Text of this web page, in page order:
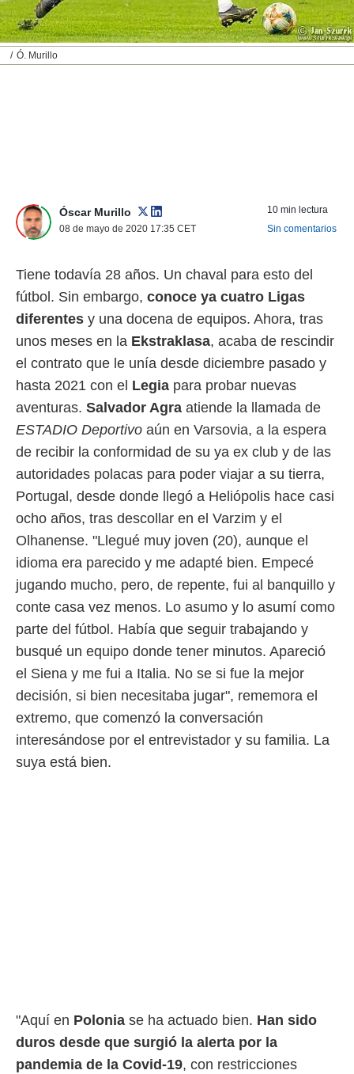
permite
seguir
contenido
nuestros
nos
así como
perfil
y
más
y
de
disponible
aceptar
de
de que
acceder a
web a
ACEPTAR
Y
CONTINUAR
Ó. Murillo
Óscar Murillo
08 de mayo de 2020 17:35 CET
10 min lectura
Sin comentarios
Tiene todavía 28 años. Un chaval para esto del
fútbol. Sin embargo, conoce ya cuatro Ligas
diferentes y una docena de equipos. Ahora, tras
unos meses en la Ekstraklasa, acaba de rescindir
el contrato que le unía desde diciembre pasado y
hasta 2021 con el Legia para probar nuevas
aventuras. Salvador Agra atiende la llamada de
ESTADIO Deportivo aún en Varsovia, a la espera
de recibir la conformidad de su ya ex club y de las
autoridades polacas para poder viajar a su tierra,
Portugal, desde donde llegó a Heliópolis hace casi
ocho años, tras descollar en el Varzim y el
Olhanense. "Llegué muy joven (20), aunque el
idioma era parecido y me adapté bien. Empecé
jugando mucho, pero, de repente, fui al banquillo y
conte casa vez menos. Lo asumo y lo asumí como
parte del fútbol. Había que seguir trabajando y
busqué un equipo donde tener minutos. Apareció
el Siena y me fui a Italia. No se si fue la mejor
decisión, si bien necesitaba jugar", rememora el
extremo, que comenzó la conversación
interesándose por el entrevistador y su familia. La
suya está bien.
"Aquí en Polonia se ha actuado bien. Han sido
duros desde que surgió la alerta por la
pandemia de la Covid-19, con restricciones